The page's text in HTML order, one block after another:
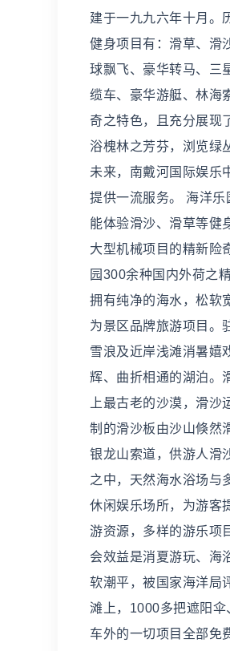
建于一九九六年十月。
健身项目有：滑草、滑
球飘飞、豪华转马、三
缆车、豪华游艇、林海
奇之特色，且充分展现
浴槐林之芳芬，浏览绿
未来，南戴河国际娱乐
提供一流服务。 海洋
能体验滑沙、滑草等健
大型机械项目的精新险
园300余种国内外荷之
拥有纯净的海水，松软
为景区品牌旅游项目。
雪浪及近岸浅滩消暑嬉
辉、曲折相通的湖泊。
上最古老的沙漠，滑
制的滑沙板由沙山倏然
银龙山索道，供游人滑
之中，天然海水浴场与
休闲娱乐场所，为游客
游资源，多样的游乐项
会效益是消夏游玩、海
软潮平，被国家海洋局
滩上，1000多把遮阳
车外的一切项目全部免